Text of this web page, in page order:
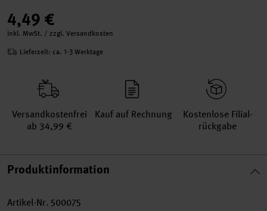
4,49 €
inkl. MwSt. / zzgl. Versandkosten
Lieferzeit: ca. 1-3 Werktage
Versand­kosten­frei
ab 34,99 €
Kauf auf Rechnung
Kosten­lose Filial­
rückgabe
Produktinformation
Artikel-Nr. 500075